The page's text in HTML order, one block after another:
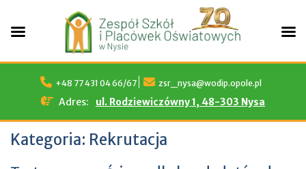
Skip
+48 77 431 04 66/67 zsr_nysa@wodip.opole.pl
Adres: ul. Rodziewiczówny 1, 48-303 Nysa
Kategoria: Rekrutacja